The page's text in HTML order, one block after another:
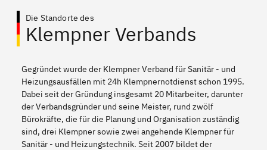
Die Standorte des
Klempner Verbands
Gegründet wurde der Klempner Verband für Sanitär - und
Heizungsausfällen mit 24h Klempnernotdienst schon 1995.
Dabei seit der Gründung insgesamt 20 Mitarbeiter, darunter
der Verbandsgründer und seine Meister, rund zwölf
Bürokräfte, die für die Planung und Organisation zuständig
sind, drei Klempner sowie zwei angehende Klempner für
Sanitär - und Heizungstechnik. Seit 2007 bildet der